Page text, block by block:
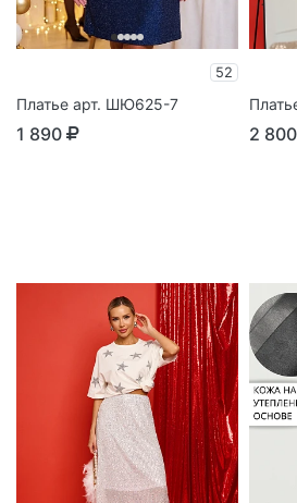
52
Платье арт. ШЮ625-7
1 890 2 800